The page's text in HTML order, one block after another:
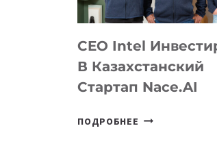
CEO Intel
В Казахстанский
Стартап Nace.AI
ПОДРОБНЕЕ CEO